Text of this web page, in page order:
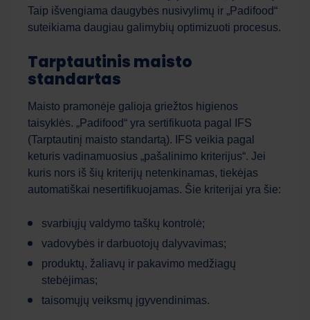
Taip išvengiama daugybės nusivylimų ir „Padifood“
suteikiama daugiau galimybių optimizuoti procesus.
Tarptautinis maisto
standartas
Maisto pramonėje galioja griežtos higienos
taisyklės. „Padifood“ yra sertifikuota pagal IFS
(Tarptautinį maisto standartą). IFS veikia pagal
keturis vadinamuosius „pašalinimo kriterijus“. Jei
kuris nors iš šių kriterijų netenkinamas, tiekėjas
automatiškai nesertifikuojamas. Šie kriterijai yra šie:
svarbiųjų valdymo taškų kontrolė;
vadovybės ir darbuotojų dalyvavimas;
produktų, žaliavų ir pakavimo medžiagų
stebėjimas;
taisomųjų veiksmų įgyvendinimas.